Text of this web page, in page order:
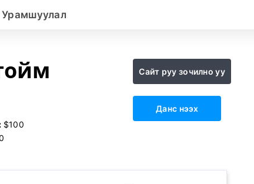
Урамшуулал
$100
Сайт руу зочилно уу
Данс нээх